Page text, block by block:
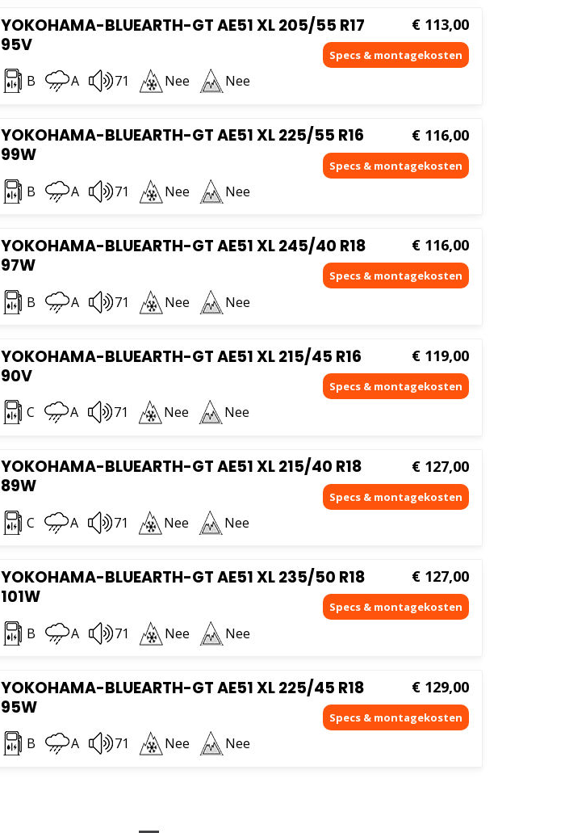
YOKOHAMA-BLUEARTH-GT AE51 XL 205/55 R17
95V
B A 71 Nee Nee
€ 113,00
YOKOHAMA-BLUEARTH-GT AE51 XL 225/55 R16
99W
B A 71 Nee Nee
€ 116,00
YOKOHAMA-BLUEARTH-GT AE51 XL 245/40 R18
97W
B A 71 Nee Nee
€ 116,00
YOKOHAMA-BLUEARTH-GT AE51 XL 215/45 R16
90V
C A 71 Nee Nee
€ 119,00
YOKOHAMA-BLUEARTH-GT AE51 XL 215/40 R18
89W
C A 71 Nee Nee
€ 127,00
YOKOHAMA-BLUEARTH-GT AE51 XL 235/50 R18
101W
B A 71 Nee Nee
€ 127,00
YOKOHAMA-BLUEARTH-GT AE51 XL 225/45 R18
95W
B A 71 Nee Nee
€ 129,00